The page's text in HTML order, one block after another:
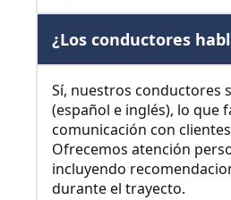
¿Los conductores
Sí, nuestros conductores
(español e inglés), lo que
comunicación con
Ofrecemos atención
incluyendo
durante el trayecto.